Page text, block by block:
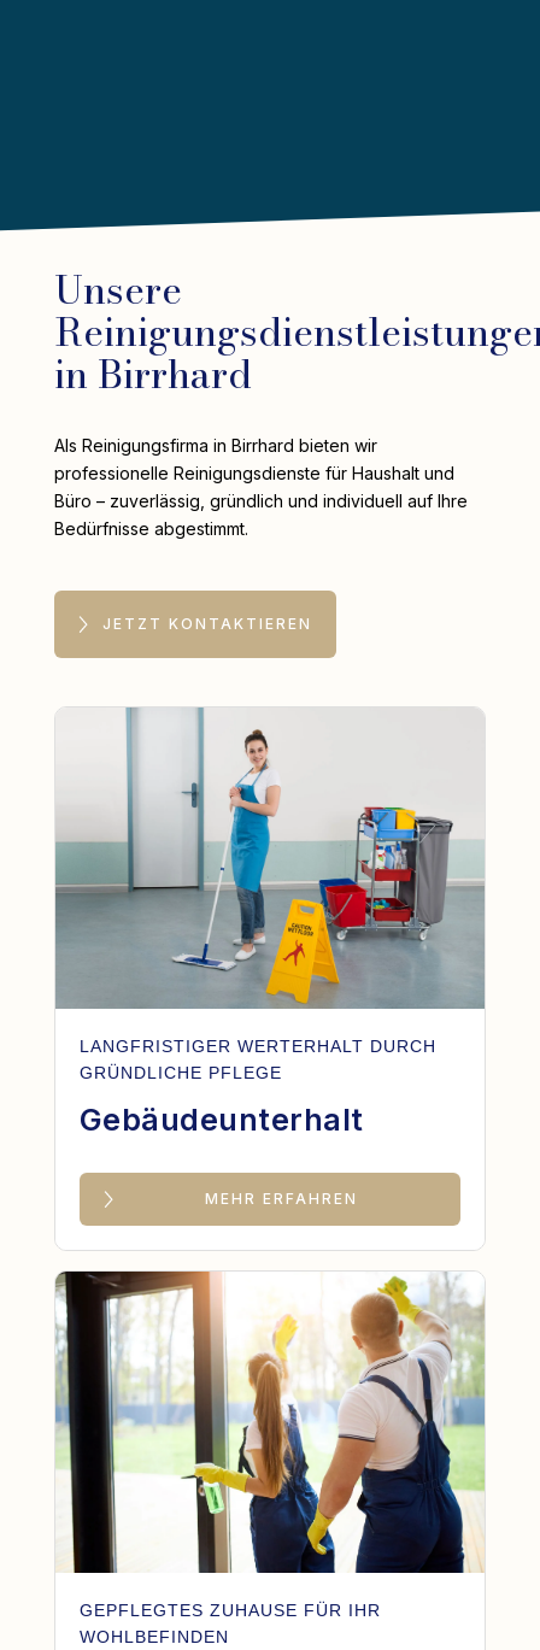
Unsere
in Birrhard
Als Reinigungsfirma in Birrhard bieten wir
professionelle Reinigungsdienste für Haushalt und
Büro – zuverlässig, gründlich und individuell auf Ihre
Bedürfnisse abgestimmt.
JETZT KONTAKTIEREN
LANGFRISTIGER WERTERHALT DURCH
GRÜNDLICHE PFLEGE
Gebäudeunterhalt
MEHR ERFAHREN
GEPFLEGTES ZUHAUSE FÜR IHR
WOHLBEFINDEN